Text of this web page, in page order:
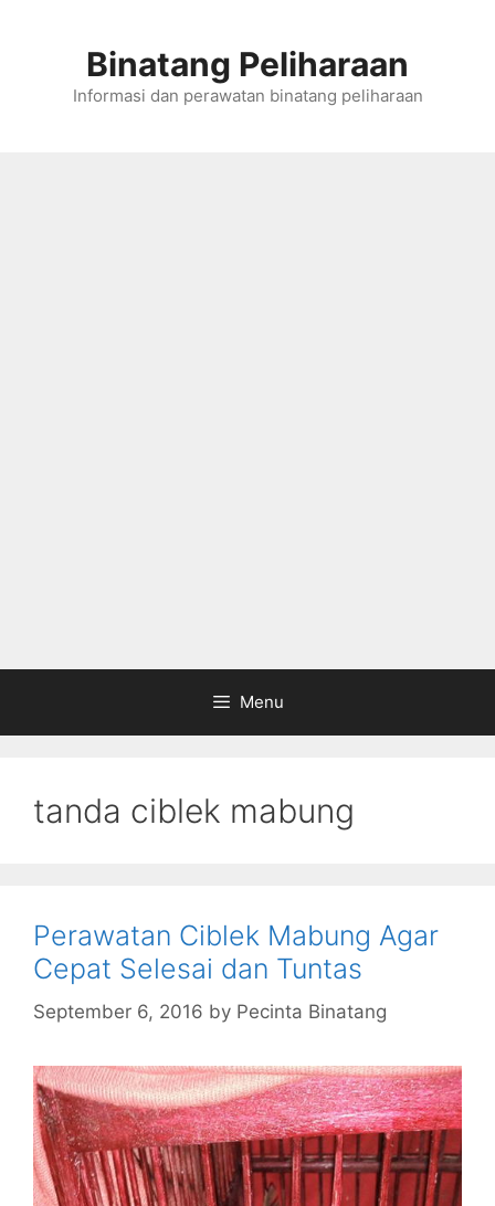
Binatang Peliharaan
Informasi dan perawatan binatang peliharaan
Menu
tanda ciblek mabung
Perawatan Ciblek Mabung Agar
Cepat Selesai dan Tuntas
September 6, 2016 by Pecinta Binatang